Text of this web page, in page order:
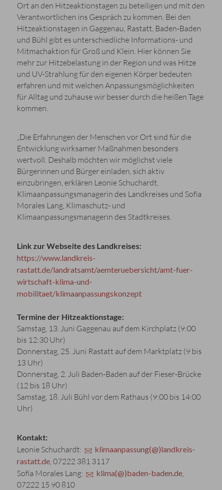
Ort an den Hitzeaktionstagen zu beteiligen und mit den
Verantwortlichen ins Gespräch zu kommen. Bei den
Hitzeaktionstagen in Gaggenau, Rastatt, Baden-Baden
und Bühl gibt es unterschiedliche Informations- und
Mitmachaktion für Groß und Klein. Hier können Sie
mehr zur Hitzebelastung in der Region und was Hitze
und UV-Strahlung für den eigenen Körper bedeuten
erfahren und mit welchen Anpassungsmöglichkeiten
für Alltag und zuhause wir besser durch die heißen Tage
kommen.
„Die Erfahrungen der Menschen vor Ort sind für die
Entwicklung wirksamer Maßnahmen besonders
wertvoll. Deshalb möchten wir möglichst viele
Bürgerinnen und Bürger einladen, sich aktiv
einzubringen, erklären Leonie Schuchardt,
Klimaanpassungsmanagerin des Landkreises und Sofía
Morales Lang, Klimaschutz- und
Klimaanpassungsmanagerin des Stadtkreises.
Link zur Webseite des Landkreises:
https://www.landkreis-
rastatt.de/landratsamt/aemteruebersicht/amt-fuer-
wirtschaft-klima-und-
mobilitaet/klimaanpassungskonzept
Termine der Hitzeaktionstage:
Samstag, 13. Juni Gaggenau auf dem Kirchplatz (9:00
bis 12:30 Uhr)
Donnerstag, 25. Juni Rastatt auf dem Marktplatz (9 bis
13 Uhr)
Donnerstag, 2. Juli Baden-Baden auf der Fieser-Brücke
(12 bis 18 Uhr)
Samstag, 18. Juli Bühl vor dem Rathaus (9:00 bis 14:00
Uhr)
Kontakt:
Leonie Schuchardt:
klimaanpassung(@)landkreis-
rastatt.de, 07222 381 3117
Sofía Morales Lang:
klima(@)baden-baden.de,
07222 15 90 810